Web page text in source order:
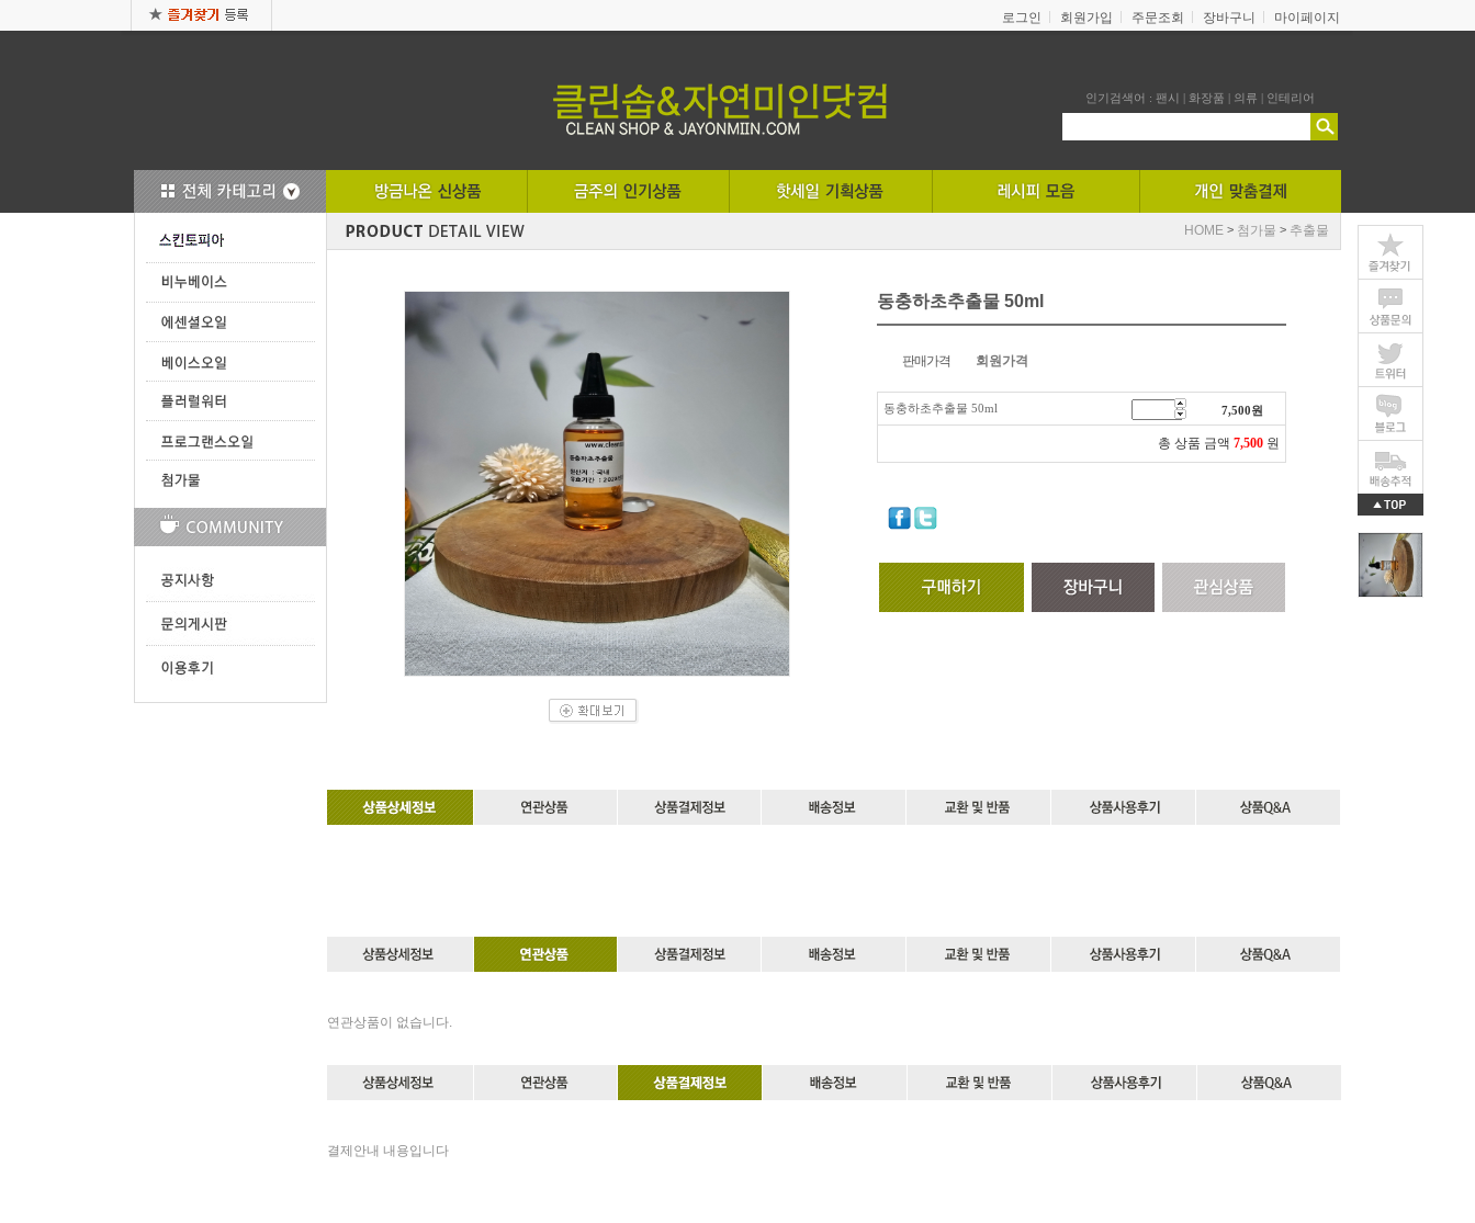
로그인 회원가입 주문조회 장바구니 마이페이지
인기검색어 : 팬시 | 화장품 | 의류 | 인테리어
HOME > 첨가물 > 추출물
동충하초추출물 50ml
판매가격 회원가격
동충하초추출물 50ml 7,500원
총 상품 금액 7,500 원
연관상품이 없습니다.
결제안내 내용입니다